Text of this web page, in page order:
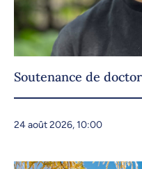
Soutenance de
24 août 2026, 10:00